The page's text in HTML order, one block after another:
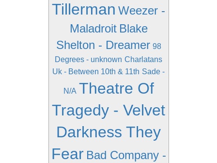
Tillerman Weezer -
Maladroit Blake
Shelton - Dreamer 98
Degrees - unknown Charlatans
Uk - Between 10th & 11th Sade -
N/A Theatre Of
Tragedy - Velvet
Darkness They
Fear Bad Company -